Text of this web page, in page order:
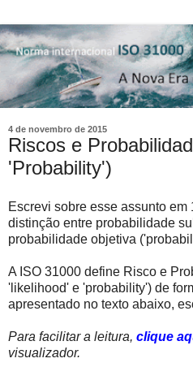
4 de novembro de 2015
Riscos e
'Probability')
Escrevi sobre esse assunto em
distinção entre probabilidade
probabilidade objetiva
A ISO 31000 define Risco e
'likelihood' e 'probability') de
apresentado no texto abaixo,
Para facilitar a leitura, clique
visualizador.